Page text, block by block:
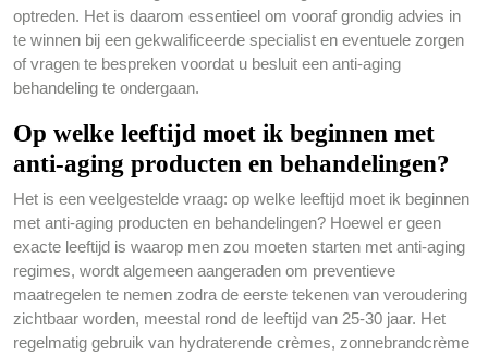
optreden. Het is daarom essentieel om vooraf grondig advies in
te winnen bij een gekwalificeerde specialist en eventuele zorgen
of vragen te bespreken voordat u besluit een anti-aging
behandeling te ondergaan.
Op welke leeftijd moet ik beginnen met
anti-aging producten en behandelingen?
Het is een veelgestelde vraag: op welke leeftijd moet ik beginnen
met anti-aging producten en behandelingen? Hoewel er geen
exacte leeftijd is waarop men zou moeten starten met anti-aging
regimes, wordt algemeen aangeraden om preventieve
maatregelen te nemen zodra de eerste tekenen van veroudering
zichtbaar worden, meestal rond de leeftijd van 25-30 jaar. Het
regelmatig gebruik van hydraterende crèmes, zonnebrandcrème